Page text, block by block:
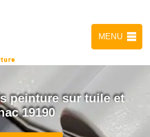
MENU
peinture sur tuile et
19190